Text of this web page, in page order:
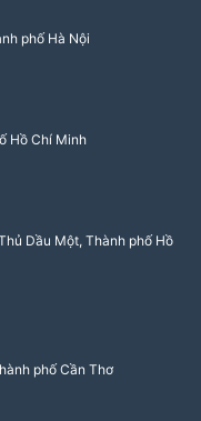
phố Hà Nội
Hồ Chí Minh
Dầu Một, Thành phố Hồ
phố Cần Thơ